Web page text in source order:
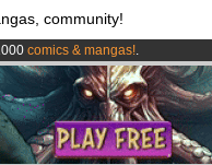
community!
comics & mangas!.
per month !Get membership